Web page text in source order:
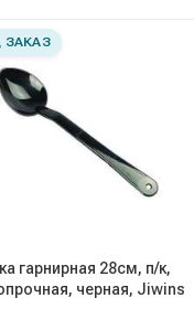
ЗАКАЗ
гарнирная 28см, п/к,
черная, Jiwins